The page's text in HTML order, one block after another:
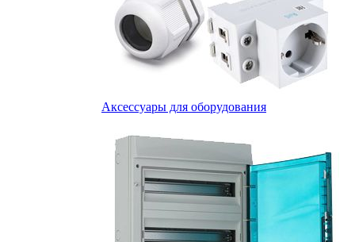
Аксессуары для оборудования